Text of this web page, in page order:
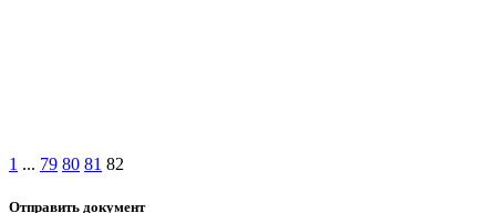
1 ... 79 80 81 82
Отправить документ